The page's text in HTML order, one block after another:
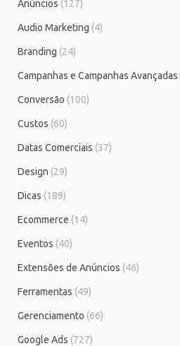
Anúncios (127)
Audio Marketing (4)
Branding (24)
Campanhas e Campanhas Avançadas
Conversão (100)
Custos (60)
Datas Comerciais (37)
Design (29)
Dicas (189)
Ecommerce (14)
Eventos (40)
Extensões de Anúncios (46)
Ferramentas (49)
Gerenciamento (66)
Google Ads (727)